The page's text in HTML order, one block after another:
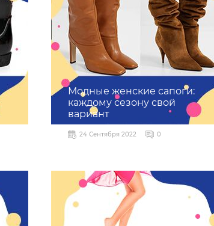
Модные женские сапоги:
каждому сезону свой
вариант
24 Сентября 2022 0